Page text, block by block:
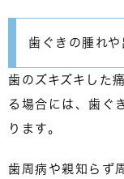
歯ぐきの腫れや
歯のズキズキした
る場合には、 歯ぐ
ります。
歯周病や親知らず